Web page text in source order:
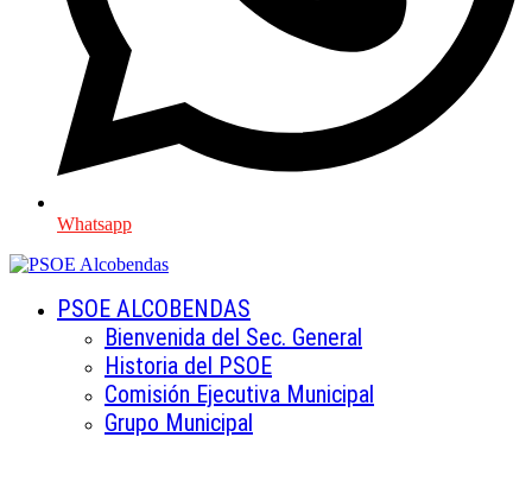
Whatsapp
PSOE ALCOBENDAS
Bienvenida del Sec. General
Historia del PSOE
Comisión Ejecutiva Municipal
Grupo Municipal